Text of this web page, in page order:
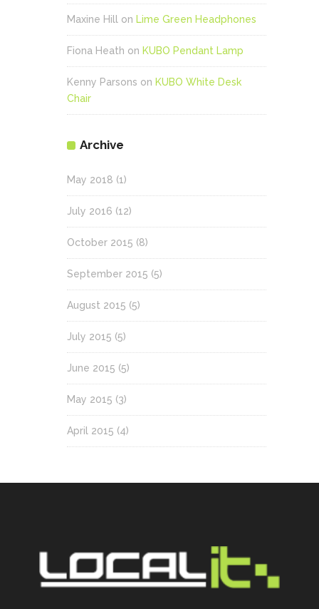
Maxine Hill on Lime Green Headphones
Fiona Heath on KUBO Pendant Lamp
Kenny Parsons on KUBO White Desk
Chair
Archive
May 2018 (1)
July 2016 (12)
October 2015 (8)
September 2015 (5)
August 2015 (5)
July 2015 (5)
June 2015 (5)
May 2015 (3)
April 2015 (4)